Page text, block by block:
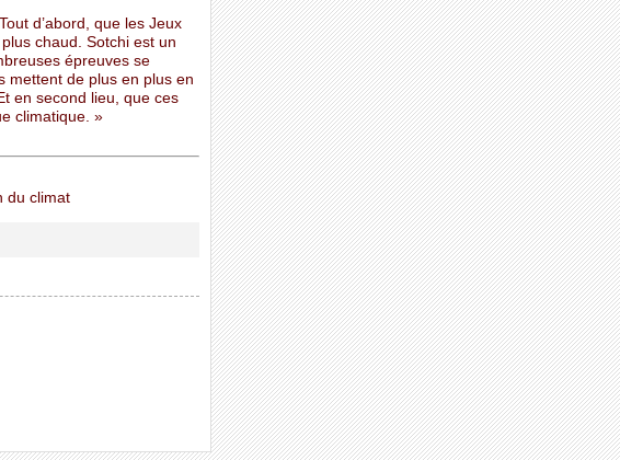
d’abord, que les Jeux
chaud. Sotchi est un
épreuves se
mettent de plus en plus en
en second lieu, que ces
climatique. »
du climat